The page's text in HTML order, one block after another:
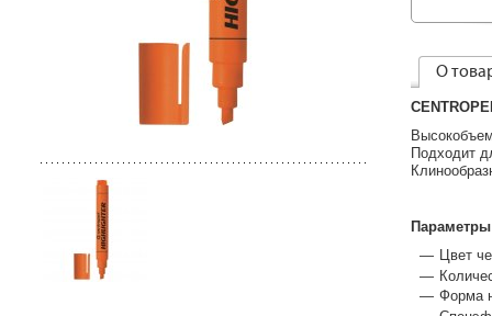
О
Подходит
Параметры
Цвет
Форма